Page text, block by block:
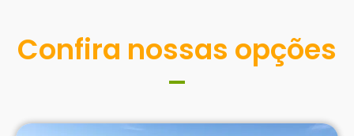
Confira nossas opções